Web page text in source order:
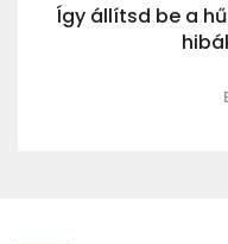
Így állítsd be a